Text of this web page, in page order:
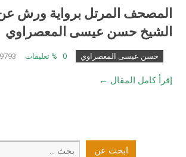
المصحف المرتل برواية ورش
الشيخ حسن عيسى المعصراوي
حسن عيسى المعصراوي 0 % تعليقات 9793 مشاهدة
إقرأ كامل المقال ←
ابحثابحث عن